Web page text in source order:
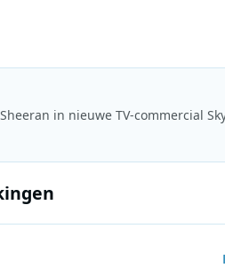
in nieuwe TV-commercial